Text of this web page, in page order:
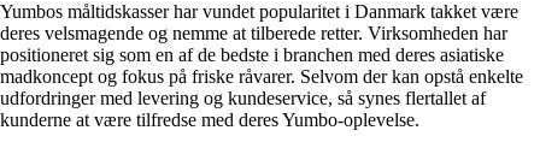
Yumbos måltidskasser har vundet popularitet i Danmark takket være
deres velsmagende og nemme at tilberede retter. Virksomheden har
positioneret sig som en af de bedste i branchen med deres asiatiske
madkoncept og fokus på friske råvarer. Selvom der kan opstå enkelte
udfordringer med levering og kundeservice, så synes flertallet af
kunderne at være tilfredse med deres Yumbo-oplevelse.